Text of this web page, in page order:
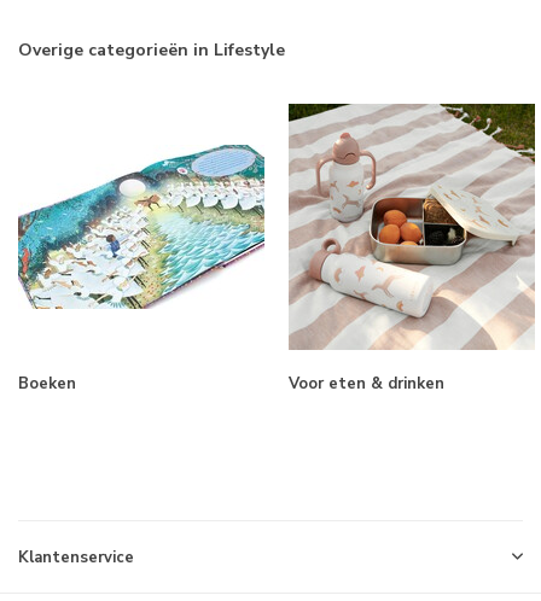
Overige categorieën in Lifestyle
Boeken Voor eten & drinken
Klantenservice